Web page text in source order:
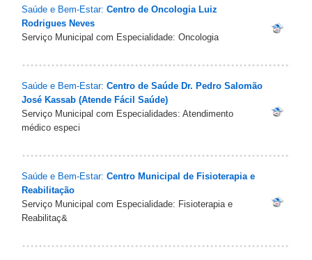
Saúde e Bem-Estar: Centro de Oncologia Luiz
Rodrigues Neves
Serviço Municipal com Especialidade: Oncologia
Saúde e Bem-Estar: Centro de Saúde Dr. Pedro Salomão
José Kassab (Atende Fácil Saúde)
Serviço Municipal com Especialidades: Atendimento
médico especi
Saúde e Bem-Estar: Centro Municipal de Fisioterapia e
Reabilitação
Serviço Municipal com Especialidade: Fisioterapia e
Reabilitaç&